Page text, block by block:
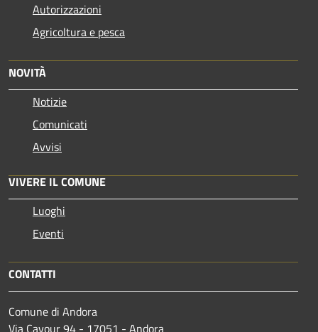
Autorizzazioni
Agricoltura e pesca
NOVITÀ
Notizie
Comunicati
Avvisi
VIVERE IL COMUNE
Luoghi
Eventi
CONTATTI
Comune di Andora
Via Cavour 94 - 17051 - Andora